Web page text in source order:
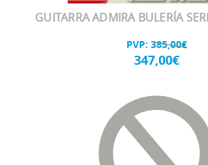
GUITARRA ADMIRA BULERÍA
PVP: 385,00€
347,00€